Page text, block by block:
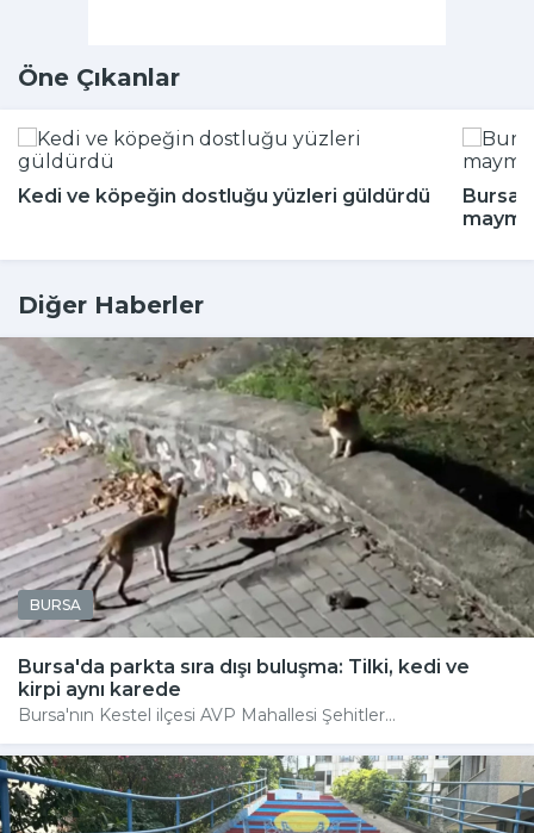
Öne Çıkanlar
Kedi ve köpeğin dostluğu yüzleri güldürdü
Diğer Haberler
BURSA
Bursa'da parkta sıra dışı buluşma: Tilki, kedi ve
kirpi aynı karede
Bursa'nın Kestel ilçesi AVP Mahallesi Şehitler...